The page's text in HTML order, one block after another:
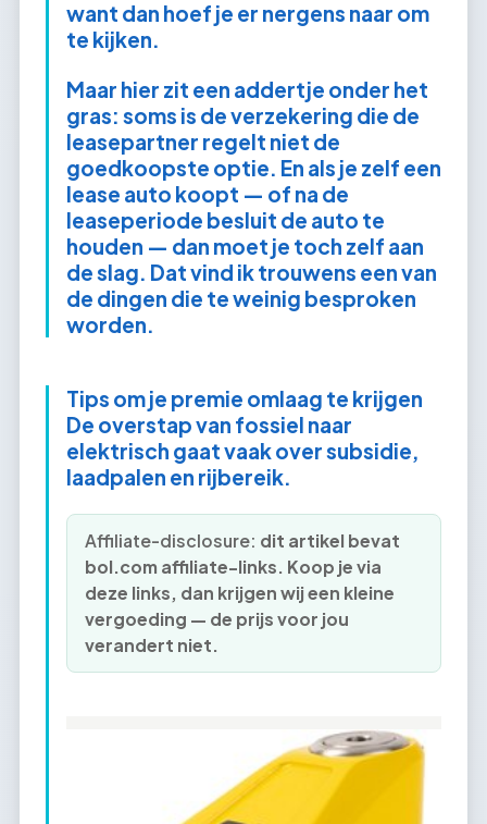
want dan hoef je er nergens naar om
te kijken.
Maar hier zit een addertje onder het
gras: soms is de verzekering die de
leasepartner regelt niet de
goedkoopste optie. En als je zelf een
lease auto koopt — of na de
leaseperiode besluit de auto te
houden — dan moet je toch zelf aan
de slag. Dat vind ik trouwens een van
de dingen die te weinig besproken
worden.
Tips om je premie omlaag te krijgen
De overstap van fossiel naar
elektrisch gaat vaak over subsidie,
laadpalen en rijbereik.
Affiliate-disclosure: dit artikel bevat
bol.com affiliate-links. Koop je via
deze links, dan krijgen wij een kleine
vergoeding — de prijs voor jou
verandert niet.